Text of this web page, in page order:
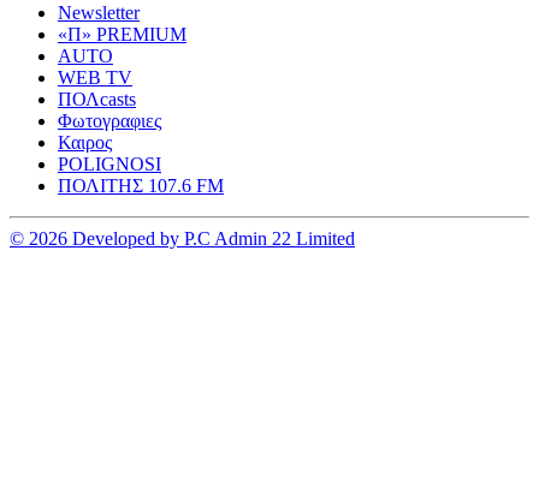
Newsletter
«Π» PREMIUM
AUTO
WEB TV
ΠΟΛcasts
Φωτογραφιες
Καιρος
POLIGNOSI
ΠΟΛΙΤΗΣ 107.6 FM
© 2026 Developed by P.C Admin 22 Limited